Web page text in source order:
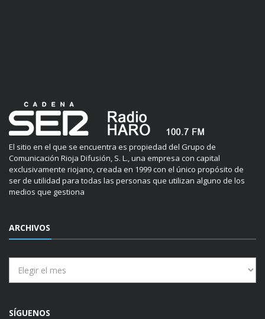
El sitio en el que se encuentra es propiedad del Grupo de
Comunicación Rioja Difusión, S. L., una empresa con capital
exclusivamente riojano, creada en 1999 con el único propósito de
ser de utilidad para todas las personas que utilizan alguno de los
medios que gestiona
ARCHIVOS
SÍGUENOS